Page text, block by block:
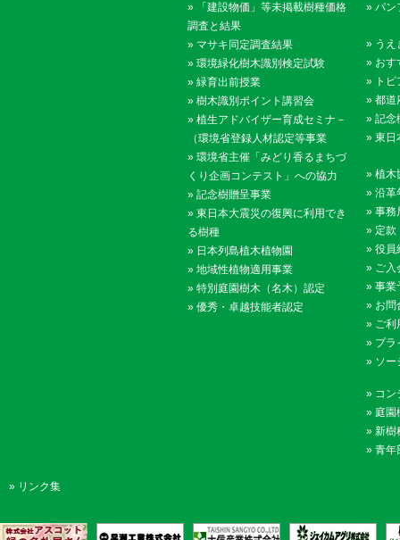
»
「建設物価」等未掲載樹種価格
調査と結果
» マサキ同定調査結果
» 環境緑化樹木識別検定試験
» 緑育出前授業
» 樹木識別ポイント講習会
» 植生アドバイザー育成セミナ－
（環境省登録人材認定等事業
» 環境省主催「みどり香るまちづ
くり企画コンテスト」への協力
» 記念樹贈呈事業
» 東日本大震災の復興に利用でき
る樹種
» 日本列島植木植物園
» 地域性植物適用事業
» 特別庭園樹木（名木）認定
» 優秀・卓越技能者認定
» パン
» うえ
» おす
» ト
» 都道
» 記念
» 東日
» 植木
» 沿革
» 事務
» 定款
» 役員
» ご入
» 事業
» お問
» ご利
» プラ
» ソー
» コン
» 庭園
» 新樹
» 青年
» リンク集